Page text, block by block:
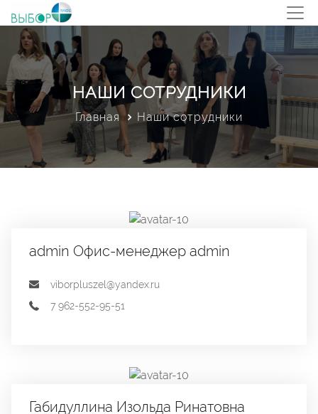
НАШИ СОТРУДНИКИ
Главная Наши сотрудники
admin Офис-менеджер admin
viborpluszel@yandex.ru
7 962-552-95-51
Габидуллина Изольда Ринатовна